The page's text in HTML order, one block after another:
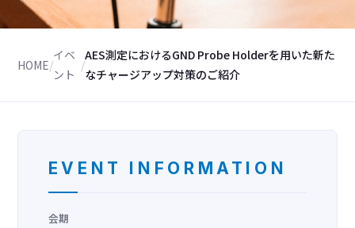
HOME/
イベ
ント
/
AES測定におけるGND Probe Holderを用いた新た
なチャージアップ対策のご紹介
EVENT INFORMATION
会期